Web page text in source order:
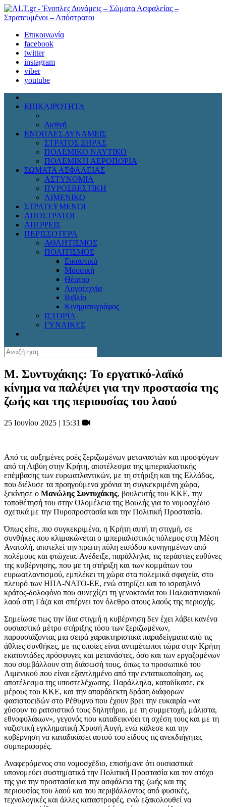
Επικοινωνία
facebook
twitter
instagram
viber
youtube
ΕΠΙΚΑΙΡΟΤΗΤΑ
Διεθνή
ΕΝΟΠΛΕΣ ΔΥΝΑΜΕΙΣ
ΣΤΡΑΤΟΣ ΞΗΡΑΣ
ΠΟΛΕΜΙΚΟ ΝΑΥΤΙΚΟ
ΠΟΛΕΜΙΚΗ ΑΕΡΟΠΟΡΙΑ
ΣΩΜΑΤΑ ΑΣΦΑΛΕΙΑΣ
ΑΣΤΥΝΟΜΙΑ
ΠΥΡΟΣΒΕΣΤΙΚΗ
ΛΙΜΕΝΙΚΟ
ΣΤΡΑΤΕΥΜΕΝΟΙ
ΑΠΟΣΤΡΑΤΟΙ
ΑΠΟΨΕΙΣ
ΠΕΡΙΣΣΟΤΕΡΑ
ΑΘΛΗΤΙΣΜΟΣ
ΠΟΛΙΤΙΣΜΟΣ
Εικαστικά
Μουσική
Θέατρο
Λογοτεχνία
Βιβλίο
Κινηματογράφος
ΙΣΤΟΡΙΑ
ΓΥΝΑΙΚΕΣ
Μ. Συντυχάκης: Το εργατικό-λαϊκό
κίνημα να παλέψει για την προστασία της
ζωής και της περιουσίας του λαού
25 Ιουνίου 2025 | 15:31
Από τις αυξημένες ροές ξεριζωμένων μεταναστών και προσφύγων
από τη Λιβύη στην Κρήτη, αποτέλεσμα της ιμπεριαλιστικής
επέμβασης των ευρωατλαντικών, με τη στήριξη και της Ελλάδας,
που διέλυσε τα προηγούμενα χρόνια τη συγκεκριμένη χώρα,
ξεκίνησε ο Μανώλης Συντυχάκης, βουλευτής του ΚΚΕ, την
τοποθέτησή του στην Ολομέλεια της Βουλής για το νομοσχέδιο
σχετικά με την Πυροπροστασία και την Πολιτική Προστασία.
Όπως είπε, πιο συγκεκριμένα, η Κρήτη αυτή τη στιγμή, σε
συνθήκες που κλιμακώνεται ο ιμπεριαλιστικός πόλεμος στη Μέση
Ανατολή, αποτελεί την πρώτη πύλη εισόδου κυνηγημένων από
πολέμους και φτώχεια. Ανέδειξε, παράλληλα, τις τεράστιες ευθύνες
της κυβέρνησης, που με τη στήριξη και των κομμάτων του
ευρωατλαντισμού, εμπλέκει τη χώρα στα πολεμικά σφαγεία, στο
πλευρό των ΗΠΑ-ΝΑΤΟ-ΕΕ, ενώ στηρίζει και το ισραηλινό
κράτος-δολοφόνο που συνεχίζει τη γενοκτονία του Παλαιστινιακού
λαού στη Γάζα και σπέρνει τον όλεθρο στους λαούς της περιοχής.
Σημείωσε πως την ίδια στιγμή η κυβέρνηση δεν έχει λάβει κανένα
ουσιαστικό μέτρο στήριξης τόσο των ξεριζωμένων,
παρουσιάζοντας μια σειρά χαρακτηριστικά παραδείγματα από τις
άθλιες συνθήκες, με τις οποίες είναι αντιμέτωποι τώρα στην Κρήτη
εκατοντάδες πρόσφυγες και μετανάστες, όσο και των εργαζομένων
που συμβάλλουν στη διάσωσή τους, όπως το προσωπικό του
Λιμενικού που είναι εξαντλημένο από την εντατικοποίηση, ως
αποτέλεσμα της υποστελέχωσης. Παράλληλα, καταδίκασε, εκ
μέρους του ΚΚΕ, και την απαράδεκτη δράση διάφορων
φασιστοειδών στο Ρέθυμνο που έχουν βρει την ευκαιρία «να
χύσουν το ρατσιστικό τους δηλητήριο, με τη συμμετοχή, μάλιστα,
εθνοφυλάκων», γεγονός που καταδεικνύει τη σχέση τους και με τη
ναζιστική εγκληματική Χρυσή Αυγή, ενώ κάλεσε και την
κυβέρνηση να καταδικάσει αυτού του είδους τις ανεκδιήγητες
συμπεριφορές.
Αναφερόμενος στο νομοσχέδιο, επισήμανε ότι ουσιαστικά
υπονομεύει συστηματικά την Πολιτική Προστασία και τον στόχο
της για την προστασία και την ασφάλεια της ζωής και της
περιουσίας του λαού και του περιβάλλοντος από φυσικές,
τεχνολογικές και άλλες καταστροφές, ενώ εξακολουθεί να